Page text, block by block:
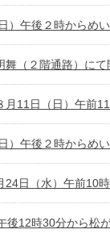
午後２時からめ
（２階通路）にて
月11日（日）午前
午後２時からめ
24日（水）午前10
後12時30分から松